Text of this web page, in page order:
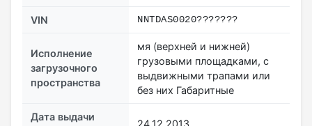
VIN NNTDAS0020???????
Исполнение
загрузочного
пространства
мя (верхней и нижней)
грузовыми площадками, с
выдвижными трапами или
без них Габаритные
Дата выдачи
24.12.2013